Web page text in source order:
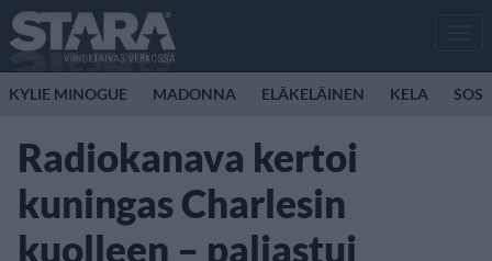
KYLIE MINOGUE MADONNA ELÄKELÄINEN KELA
Radiokanava kertoi
kuningas Charlesin
kuolleen – paljastui